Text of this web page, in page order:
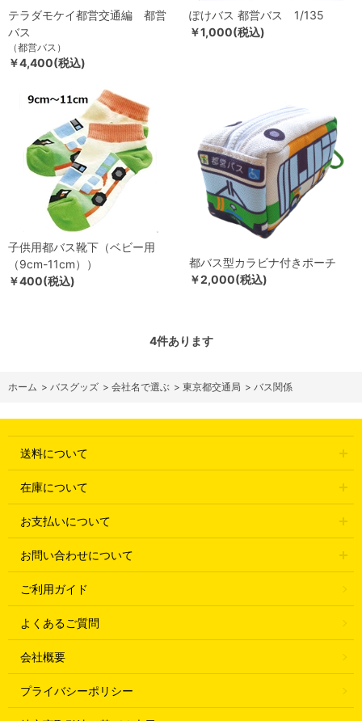
テラダモケイ都営交通編 都営
バス
（都営バス）
￥4,400(税込)
ぽけバス 都営バス 1/135
￥1,000(税込)
子供用都バス靴下（ベビー用
（9cm-11cm））
￥400(税込)
都バス型カラビナ付きポーチ
￥2,000(税込)
4件あります
ホーム > バスグッズ > 会社名で選ぶ > 東京都交通局 > バス関係
送料について
在庫について
お支払いについて
お問い合わせについて
ご利用ガイド
よくあるご質問
会社概要
プライバシーポリシー